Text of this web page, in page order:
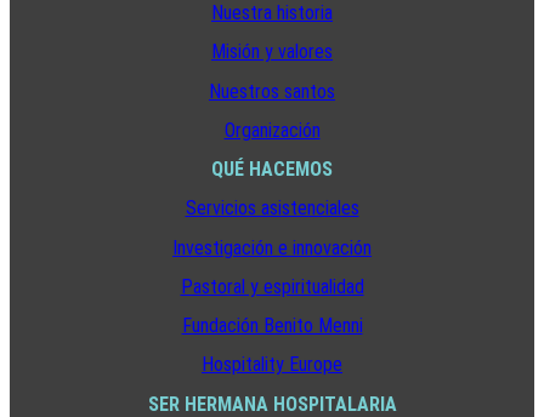
Nuestra historia
Misión y valores
Nuestros santos
Organización
QUÉ HACEMOS
Servicios asistenciales
Investigación e innovación
Pastoral y espiritualidad
Fundación Benito Menni
Hospitality Europe
SER HERMANA HOSPITALARIA